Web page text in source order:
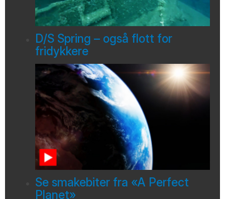
D/S Spring – også flott for
fridykkere
Se smakebiter fra «A Perfect
Planet»